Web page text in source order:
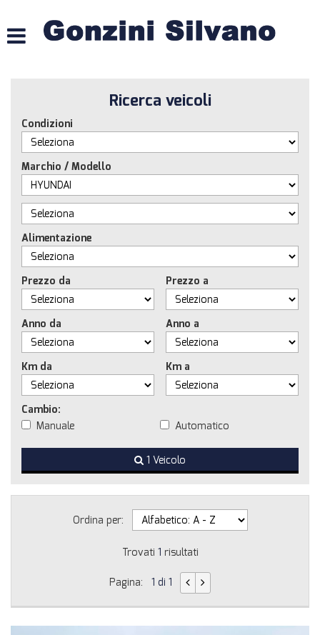
ASSISTENZA
CONTATTI
Ricerca veicoli
Condizioni
Marchio / Modello
Alimentazione
Prezzo da Prezzo a
Anno da Anno a
Km da Km a
Cambio:
Manuale
Automatico
1 Veicolo
Ordina per:
Trovati 1 risultati
Pagina: 1 di 1